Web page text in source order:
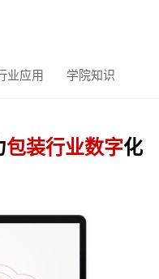
业应用 学院知识
包装行业数字化